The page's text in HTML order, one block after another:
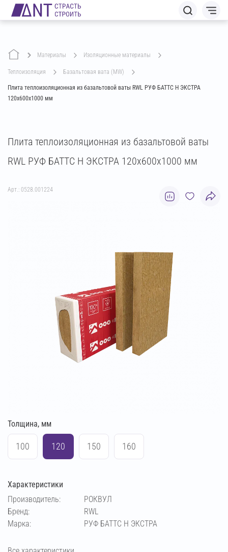
Материалы изоляционные материалы
теплоизоляция базальтовая вата (MW)
Плита теплоизоляционная из базальтовой ваты RWL РУФ БАТТС Н ЭКСТРА
120х600х1000 мм
Плита теплоизоляционная из базальтовой ваты
RWL РУФ БАТТС Н ЭКСТРА 120х600х1000 мм
Арт.: 0528.001224
Толщина, мм
100 120 150 160
Характеристики
Производитель:
РОКВУЛ
Бренд:
RWL
Марка:
РУФ БАТТС Н ЭКСТРА